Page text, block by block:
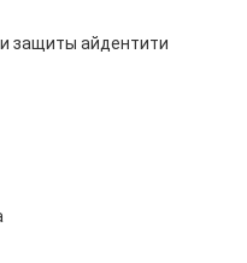
защиты айдентити